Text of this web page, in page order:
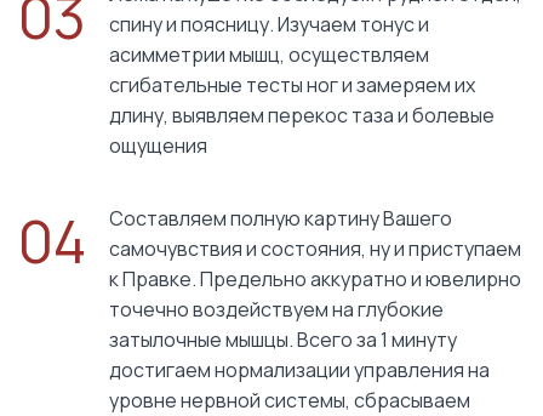
03
спину и поясницу. Изучаем тонус и
асимметрии мышц, осуществляем
сгибательные тесты ног и замеряем их
длину, выявляем перекос таза и болевые
ощущения
04
Составляем полную картину Вашего
самочувствия и состояния, ну и приступаем
к Правке. Предельно аккуратно и ювелирно
точечно воздействуем на глубокие
затылочные мышцы. Всего за 1 минуту
достигаем нормализации управления на
уровне нервной системы, сбрасываем